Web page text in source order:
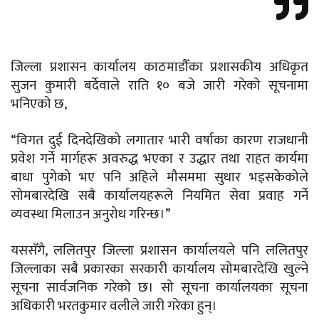
जिल्ला प्रशासन कार्यालय काठमाडौँका प्रशासकीय अधिकृत
सुजन कुमारी बर्देवाले राति १० बजे जारी गरेको सूचनामा
भनिएको छ,
“विगत दुई दिनदेखिको लगातार भारी वर्षाका कारण राजधानी
प्रवेश गर्ने मार्गहरू अवरुद्ध भएका र उद्धार तथा राहत कार्यमा
बाधा पुगेको भए पनि अहिले मौसममा सुधार भइसकेकोले
सोमबारदेखि सबै कार्यालयहरूले नियमित सेवा प्रवाह गर्ने
व्यवस्था मिलाउन अनुरोध गरिन्छ।”
यससँगै, ललितपुर जिल्ला प्रशासन कार्यालयले पनि ललितपुर
जिल्लाका सबै प्रकारका सरकारी कार्यालय सोमबारदेखि खुल्ने
सूचना सार्वजनिक गरेको छ। सो सूचना कार्यालयका सूचना
अधिकारी भरतकुमार वलीले जारी गरेका हुन्।